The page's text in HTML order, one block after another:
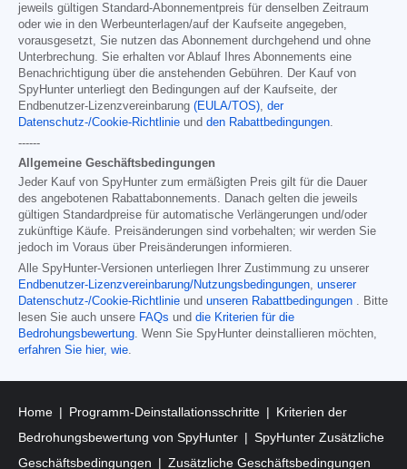
jeweils gültigen Standard-Abonnementpreis für denselben Zeitraum
oder wie in den Werbeunterlagen/auf der Kaufseite angegeben,
vorausgesetzt, Sie nutzen das Abonnement durchgehend und ohne
Unterbrechung. Sie erhalten vor Ablauf Ihres Abonnements eine
Benachrichtigung über die anstehenden Gebühren. Der Kauf von
SpyHunter unterliegt den Bedingungen auf der Kaufseite, der
Endbenutzer-Lizenzvereinbarung (EULA/TOS), der
Datenschutz-/Cookie-Richtlinie und den Rabattbedingungen.
------
Allgemeine Geschäftsbedingungen
Jeder Kauf von SpyHunter zum ermäßigten Preis gilt für die Dauer
des angebotenen Rabattabonnements. Danach gelten die jeweils
gültigen Standardpreise für automatische Verlängerungen und/oder
zukünftige Käufe. Preisänderungen sind vorbehalten; wir werden Sie
jedoch im Voraus über Preisänderungen informieren.
Alle SpyHunter-Versionen unterliegen Ihrer Zustimmung zu unserer
Endbenutzer-Lizenzvereinbarung/Nutzungsbedingungen, unserer
Datenschutz-/Cookie-Richtlinie und unseren Rabattbedingungen . Bitte
lesen Sie auch unsere FAQs und die Kriterien für die
Bedrohungsbewertung. Wenn Sie SpyHunter deinstallieren möchten,
erfahren Sie hier, wie.
Home Programm-Deinstallationsschritte
Kriterien der
Bedrohungsbewertung von SpyHunter
SpyHunter Zusätzliche
Geschäftsbedingungen
Zusätzliche Geschäftsbedingungen